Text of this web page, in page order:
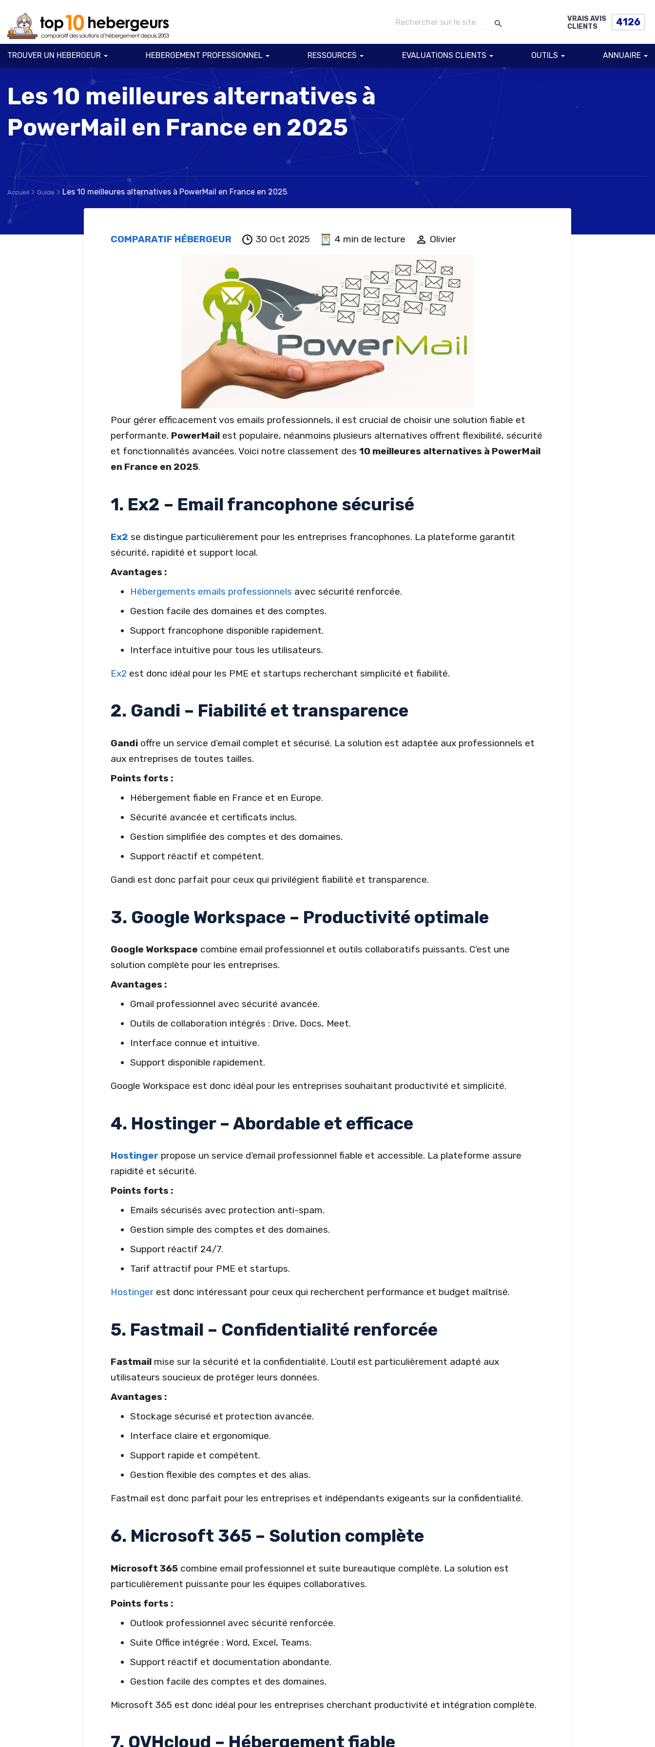
VRAIS AVIS
CLIENTS
4126
TROUVER UN HEBERGEUR HEBERGEMENT PROFESSIONNEL RESSOURCES EVALUATIONS CLIENTS OUTILS ANNUAIRE
Les 10 meilleures alternatives à
PowerMail en France en 2025
Accueil > Guide > Les 10 meilleures alternatives à PowerMail en France en 2025
COMPARATIF HÉBERGEUR 30 Oct 2025 4 min de lecture Olivier
Pour gérer efficacement vos emails professionnels, il est crucial de choisir une solution fiable et
performante. PowerMail est populaire, néanmoins plusieurs alternatives offrent flexibilité, sécurité
et fonctionnalités avancées. Voici notre classement des 10 meilleures alternatives à PowerMail
en France en 2025.
1. Ex2 – Email francophone sécurisé
Ex2 se distingue particulièrement pour les entreprises francophones. La plateforme garantit
sécurité, rapidité et support local.
Avantages :
Hébergements emails professionnels avec sécurité renforcée.
Gestion facile des domaines et des comptes.
Support francophone disponible rapidement.
Interface intuitive pour tous les utilisateurs.
Ex2 est donc idéal pour les PME et startups recherchant simplicité et fiabilité.
2. Gandi – Fiabilité et transparence
Gandi offre un service d’email complet et sécurisé. La solution est adaptée aux professionnels et
aux entreprises de toutes tailles.
Points forts :
Hébergement fiable en France et en Europe.
Sécurité avancée et certificats inclus.
Gestion simplifiée des comptes et des domaines.
Support réactif et compétent.
Gandi est donc parfait pour ceux qui privilégient fiabilité et transparence.
3. Google Workspace – Productivité optimale
Google Workspace combine email professionnel et outils collaboratifs puissants. C’est une
solution complète pour les entreprises.
Avantages :
Gmail professionnel avec sécurité avancée.
Outils de collaboration intégrés : Drive, Docs, Meet.
Interface connue et intuitive.
Support disponible rapidement.
Google Workspace est donc idéal pour les entreprises souhaitant productivité et simplicité.
4. Hostinger – Abordable et efficace
Hostinger propose un service d’email professionnel fiable et accessible. La plateforme assure
rapidité et sécurité.
Points forts :
Emails sécurisés avec protection anti-spam.
Gestion simple des comptes et des domaines.
Support réactif 24/7.
Tarif attractif pour PME et startups.
Hostinger est donc intéressant pour ceux qui recherchent performance et budget maîtrisé.
5. Fastmail – Confidentialité renforcée
Fastmail mise sur la sécurité et la confidentialité. L’outil est particulièrement adapté aux
utilisateurs soucieux de protéger leurs données.
Avantages :
Stockage sécurisé et protection avancée.
Interface claire et ergonomique.
Support rapide et compétent.
Gestion flexible des comptes et des alias.
Fastmail est donc parfait pour les entreprises et indépendants exigeants sur la confidentialité.
6. Microsoft 365 – Solution complète
Microsoft 365 combine email professionnel et suite bureautique complète. La solution est
particulièrement puissante pour les équipes collaboratives.
Points forts :
Outlook professionnel avec sécurité renforcée.
Suite Office intégrée : Word, Excel, Teams.
Support réactif et documentation abondante.
Gestion facile des comptes et des domaines.
Microsoft 365 est donc idéal pour les entreprises cherchant productivité et intégration complète.
7. OVHcloud – Hébergement fiable